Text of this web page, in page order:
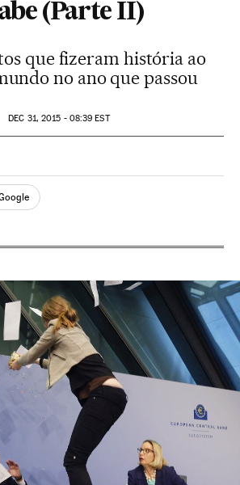
(Parte II)
que fizeram história ao
no ano que passou
DEC 31, 2015 - 08:39 EST
en TwitterRedes Sociales